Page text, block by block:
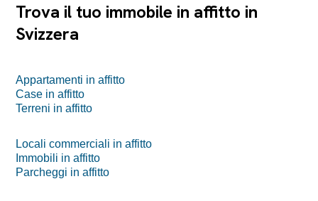
Trova il tuo immobile in affitto in
Svizzera
Appartamenti in affitto
Case in affitto
Terreni in affitto
Locali commerciali in affitto
Immobili in affitto
Parcheggi in affitto